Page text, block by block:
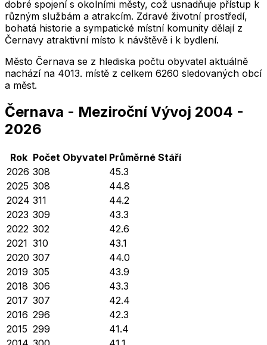
dobré spojení s okolními městy, což usnadňuje přístup k
různým službám a atrakcím. Zdravé životní prostředí,
bohatá historie a sympatické místní komunity dělají z
Černavy atraktivní místo k návštěvě i k bydlení.
Město Černava se z hlediska počtu obyvatel aktuálně
nachází na 4013. místě z celkem 6260 sledovaných obcí
a měst.
Černava - Meziroční Vývoj 2004 -
2026
Rok Počet Obyvatel Průměrné Stáří
2026 308
45.3
2025 308
44.8
2024 311
44.2
2023 309
43.3
2022 302
42.6
2021 310
43.1
2020 307
44.0
2019 305
43.9
2018 306
43.3
2017 307
42.4
2016 296
42.3
2015 299
41.4